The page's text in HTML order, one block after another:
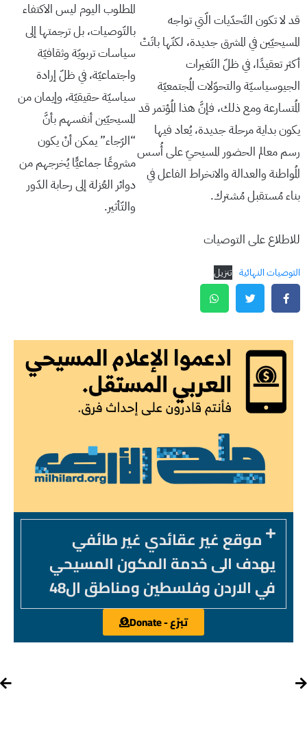
قد لا تكون التّحدّيات الّتي تواجه
المسيحيّين في المشرق جديدة، لكنّها باتَتْ
أكثر تعقيدًا، في ظلّ التّغيرات
الجيوسياسيّة والتحوّلات المُجتمعيّة
المُتسارعة ومع ذلك، فإنَّ هذا المُؤتمر قد
يكون بداية مرحلة جديدة، يُعاد فيها
رسم معالم الحضور المسيحيّ على أُسس
المُواطنة والعدالة والانخراط الفاعل في
بناء مُستقبل مُشترك.
المطلوب اليوم ليس الاكتفاء
بالتّوصيات، بل ترجمتها إلى
سياسات تربويّة وثقافيّة
واجتماعيّة، في ظلّ إرادة
سياسيّة حقيقيّة، وإيمان من
المسيحيّين أنفسهم بأنَّ
“الرّجاء” يمكن أنْ يكون
مشروعًا جماعيًّا يُخرجهم من
دوائر العُزلة إلى رحابة الدّور
والتّأثير.
للاطلاع على التوصيات
التوصيات النهائية تنزيل
موقع غير عقائدي غير طائفي
يهدف الى خدمة المكون المسيحي
في الاردن وفلسطين ومناطق ال48
تبرّع - Donate